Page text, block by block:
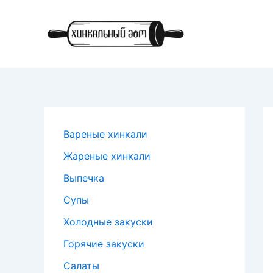
содержимому
Вареные хинкали
Жареные хинкали
Выпечка
Супы
Холодные закуски
Горячие закуски
Салаты